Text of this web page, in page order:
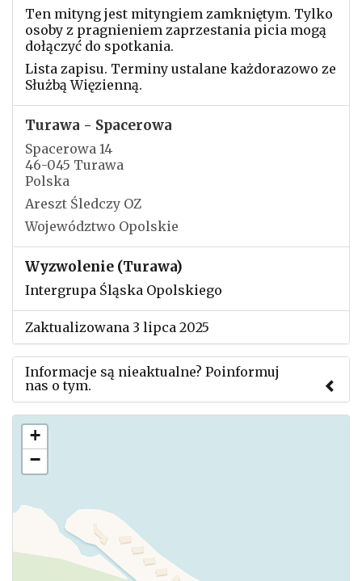
Ten mityng jest mityngiem zamkniętym. Tylko
osoby z pragnieniem zaprzestania picia mogą
dołączyć do spotkania.
Lista zapisu. Terminy ustalane każdorazowo ze
Służbą Więzienną.
Turawa - Spacerowa
Spacerowa 14
46-045 Turawa
Polska
Areszt Śledczy OZ
Województwo Opolskie
Wyzwolenie (Turawa)
Intergrupa Śląska Opolskiego
Zaktualizowana 3 lipca 2025
Informacje są nieaktualne? Poinformuj
nas o tym.
Użyj tego formularza aby przesłać informację o
zmianach w powyższym mityngu.
+
−